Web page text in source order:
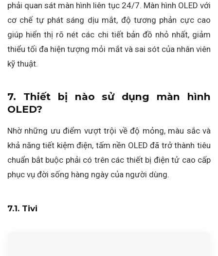
phải quan sát màn hình liên tục 24/7. Màn hình OLED với
cơ chế tự phát sáng dịu mắt, độ tương phản cực cao
giúp hiển thị rõ nét các chi tiết bản đồ nhỏ nhất, giảm
thiểu tối đa hiện tượng mỏi mắt và sai sót của nhân viên
kỹ thuật.
7. Thiết bị nào sử dụng màn hình
OLED?
Nhờ những ưu điểm vượt trội về độ mỏng, màu sắc và
khả năng tiết kiệm điện, tấm nền OLED đã trở thành tiêu
chuẩn bắt buộc phải có trên các thiết bị điện tử cao cấp
phục vụ đời sống hàng ngày của người dùng.
7.1. Tivi